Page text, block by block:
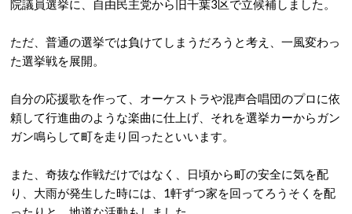
院議員選挙に、自由民主党から旧千葉3区で立候補しました。
ただ、普通の選挙では負けてしまうだろうと考え、一風変わっ
た選挙戦を展開。
自分の応援歌を作って、オーケストラや混声合唱団のプロに依
頼して行進曲のような楽曲に仕上げ、それを選挙カーからガン
ガン鳴らして町を走り回ったといいます。
また、奇抜な作戦だけではなく、日頃から町の安全に気を配
り、大雨が発生した時には、1軒ずつ家を回ってろうそくを配